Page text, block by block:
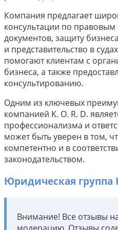
Компания предлагает
консультации по
документов, защиту
и представительство в
помогают клиентам с
бизнеса, а также
консультированию.
Одним из ключевых
компанией K. O. R. D.
профессионализма и
может быть уверен в том,
компетентно и в
законодательством.
Юридическая группа
Внимание! Все отзывы